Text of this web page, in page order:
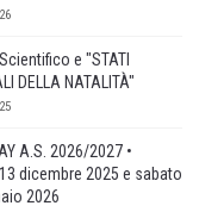
Scientifico e "STATI
DELLA NATALITÀ"
A.S. 2026/2027 •
dicembre 2025 e sabato
2026